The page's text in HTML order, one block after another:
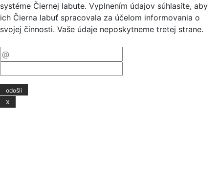
systéme Čiernej labute. Vyplnením údajov súhlasíte, aby
ich Čierna labuť spracovala za účelom informovania o
svojej činnosti. Vaše údaje neposkytneme tretej strane.
X